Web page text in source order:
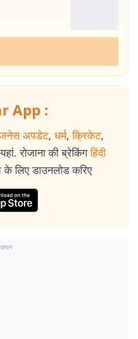
App :
अपडेट, धर्म, क्रिकेट,
रोजाना की ब्रेकिंग हिंदी
लिए डाउनलोड करिए